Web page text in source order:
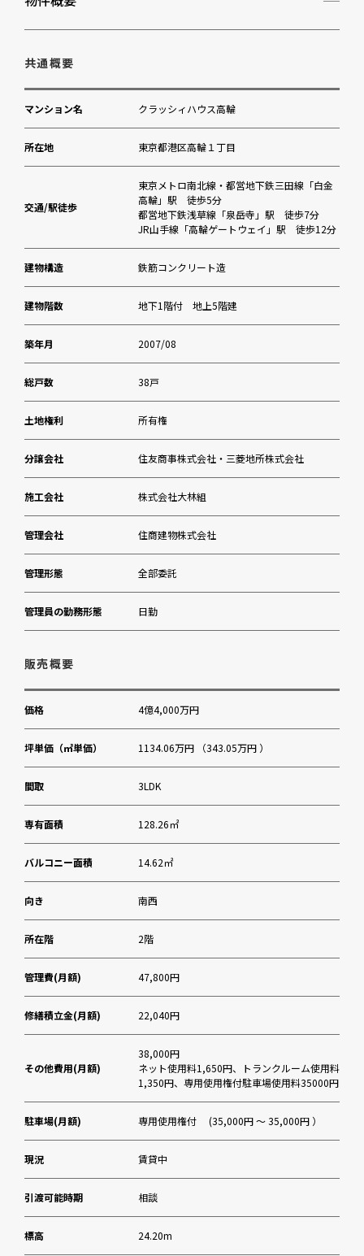
枝光会附属幼稚園
ぽれぽれクリニック（内科）
区立泉岳寺前児童遊園
ピーコックストア三田伊皿子店
ツルハドラッグ高輪台店
高輪地区総合支所
芝信用金庫高輪支店
東京都庭園美術館
共通概要
マンション名 クラッシィハウス高輪
所在地 東京都港区高輪１丁目
交通/駅徒歩
東京メトロ南北線・都営地下鉄三田線「白金
高輪」駅 徒歩5分
都営地下鉄浅草線「泉岳寺」駅 徒歩7分
JR山手線「高輪ゲートウェイ」駅 徒歩12分
建物構造 鉄筋コンクリート造
建物階数 地下1階付 地上5階建
築年月 2007/08
総戸数 38戸
土地権利 所有権
分譲会社 住友商事株式会社・三菱地所株式会社
施工会社 株式会社大林組
管理会社 住商建物株式会社
管理形態 全部委託
管理員の勤務形態 日勤
販売概要
価格 4億4,000万円
坪単価（㎡単価） 1134.06万円 （343.05万円 ）
間取 3LDK
専有面積 128.26㎡
バルコニー面積 14.62㎡
向き 南西
所在階 2階
管理費(月額) 47,800円
修繕積立金(月額) 22,040円
その他費用(月額)
38,000円
ネット使用料1,650円、トランクルーム使用料
1,350円、専用使用権付駐車場使用料35000円
駐車場(月額) 専用使用権付 (35,000円 ～ 35,000円 ）
現況 賃貸中
引渡可能時期 相談
標高 24.20m